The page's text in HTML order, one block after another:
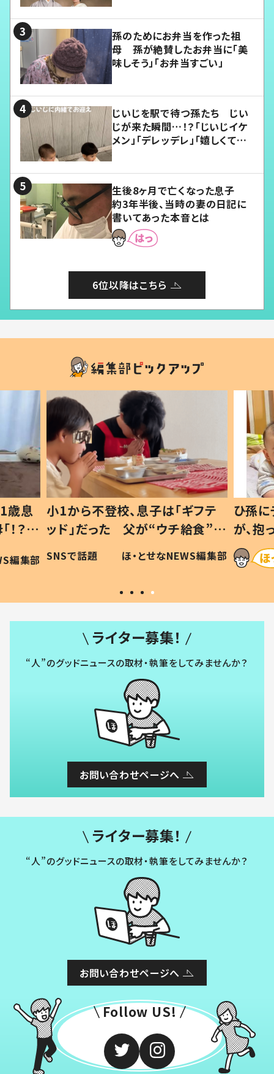
孫のためにお弁当を作った祖
母 孫が絶賛したお弁当に「美
味しそう」「お弁当すごい」
じいじを駅で待つ孫たち じい
じが来た瞬間…！？「じいじイケ
メン」「デレッデレ」「嬉しくて可
生後8ヶ月で亡くなった息子
約3年半後、当時の妻の日記に
書いてあった本音とは
6位以降はこちら
歳息
？」
編集部
小1から不登校、息子は「ギフテ
ッド」だった 父が“ウチ給食”を
作り続ける理由とは #令和の親
#令和の子
SNSで話題 ほ・とせなNEWS編集部
ひ孫
が、
「涙が
い」
ライター募集！
“人”のグッドニュースの取材・執筆をしてみませんか？
お問い合わせページへ
ライター募集！
“人”のグッドニュースの取材・執筆をしてみませんか？
お問い合わせページへ
Follow US!